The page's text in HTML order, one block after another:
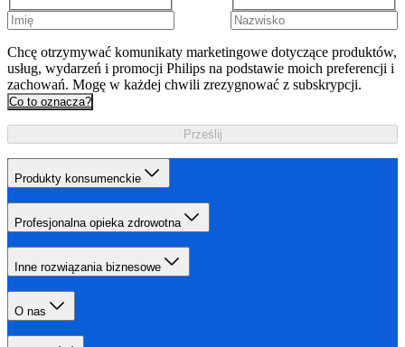
Chcę otrzymywać komunikaty marketingowe dotyczące produktów,
usług, wydarzeń i promocji Philips na podstawie moich preferencji i
zachowań. Mogę w każdej chwili zrezygnować z subskrypcji.
Co to oznacza?
Prześlij
Produkty konsumenckie
Profesjonalna opieka zdrowotna
Inne rozwiązania biznesowe
O nas